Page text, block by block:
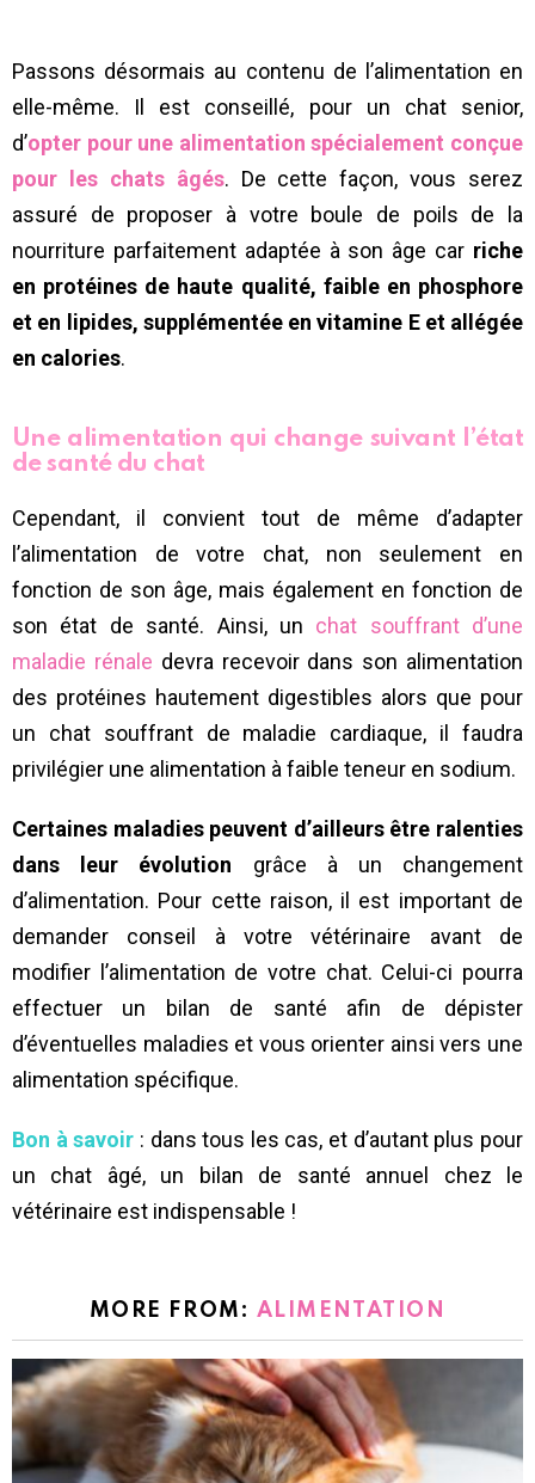
Passons désormais au contenu de l’alimentation en
elle-même. Il est conseillé, pour un chat senior,
d’opter pour une alimentation spécialement conçue
pour les chats âgés. De cette façon, vous serez
assuré de proposer à votre boule de poils de la
nourriture parfaitement adaptée à son âge car riche
en protéines de haute qualité, faible en phosphore
et en lipides, supplémentée en vitamine E et allégée
en calories.
Une alimentation qui change suivant l’état
de santé du chat
Cependant, il convient tout de même d’adapter
l’alimentation de votre chat, non seulement en
fonction de son âge, mais également en fonction de
son état de santé. Ainsi, un chat souffrant d’une
maladie rénale devra recevoir dans son alimentation
des protéines hautement digestibles alors que pour
un chat souffrant de maladie cardiaque, il faudra
privilégier une alimentation à faible teneur en sodium.
Certaines maladies peuvent d’ailleurs être ralenties
dans leur évolution grâce à un changement
d’alimentation. Pour cette raison, il est important de
demander conseil à votre vétérinaire avant de
modifier l’alimentation de votre chat. Celui-ci pourra
effectuer un bilan de santé afin de dépister
d’éventuelles maladies et vous orienter ainsi vers une
alimentation spécifique.
Bon à savoir : dans tous les cas, et d’autant plus pour
un chat âgé, un bilan de santé annuel chez le
vétérinaire est indispensable !
MORE FROM: ALIMENTATION